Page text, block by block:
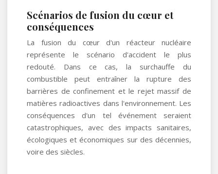
Scénarios de fusion du cœur et
conséquences
La fusion du cœur d'un réacteur nucléaire
représente le scénario d'accident le plus
redouté. Dans ce cas, la surchauffe du
combustible peut entraîner la rupture des
barrières de confinement et le rejet massif de
matières radioactives dans l'environnement. Les
conséquences d'un tel événement seraient
catastrophiques, avec des impacts sanitaires,
écologiques et économiques sur des décennies,
voire des siècles.